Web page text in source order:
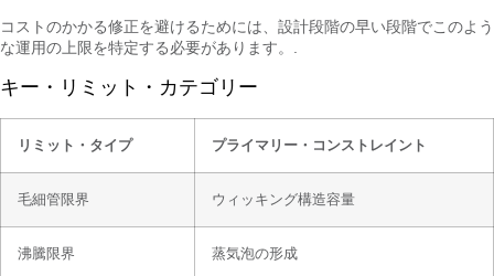
コストのかかる修正を避けるためには、設計段階の早い段階でこのよう
な運用の上限を特定する必要があります。.
キー・リミット・カテゴリー
リミット・タイプ プライマリー・コンストレイント
毛細管限界 ウィッキング構造容量
沸騰限界 蒸気泡の形成